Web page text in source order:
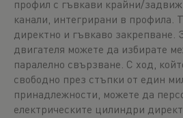
профил с гъвкави крайни/
канали, интегрирани в профила.
директно и гъвкаво закрепване.
двигателя можете да избирате
паралелно свързване. С ход,
свободно през стъпки от един
принадлежности, можете да
електрическите цилиндри